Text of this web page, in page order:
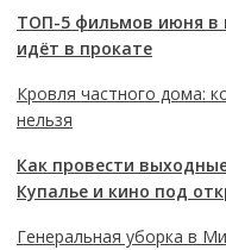
ТОП-5 фильмов июня в
идёт в прокате
Кровля частного дома:
нельзя
Как провести
Купалье и кино под
Генеральная уборка в